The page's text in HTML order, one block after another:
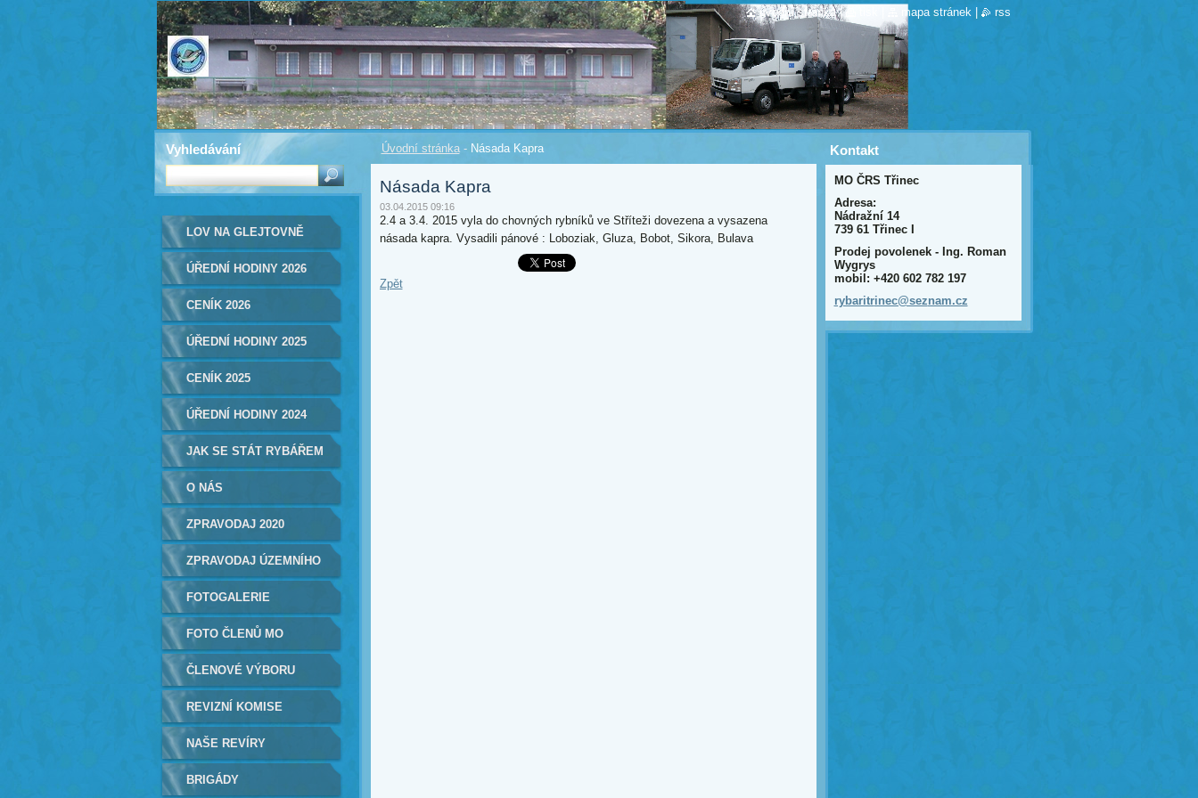
Úvodní stránka - Násada Kapra
Násada Kapra
03.04.2015 09:16
2.4 a 3.4. 2015 vyla do chovných rybníků ve Stříteži dovezena a vysazena
násada kapra. Vysadili pánové : Loboziak, Gluza, Bobot, Sikora, Bulava
Zpět
LOV NA GLEJTOVNĚ
2026
ÚŘEDNÍ HODINY 2026
CENÍK 2026
ÚŘEDNÍ HODINY 2025
CENÍK 2025
ÚŘEDNÍ HODINY 2024
JAK SE STÁT RYBÁŘEM
O NÁS
ZPRAVODAJ 2020
ZPRAVODAJ ÚZEMNÍHO
SVAZU
FOTOGALERIE
FOTO ČLENŮ MO
ČLENOVÉ VÝBORU
REVIZNÍ KOMISE
NAŠE REVÍRY
BRIGÁDY
Kontakt
MO ČRS Třinec
Adresa:
Nádražní 14
739 61 Třinec I
Prodej povolenek - Ing. Roman
Wygrys
mobil: +420 602 782 197
rybaritrinec@seznam.cz
Vyhledávání
úvodní stránka | mapa stránek rss